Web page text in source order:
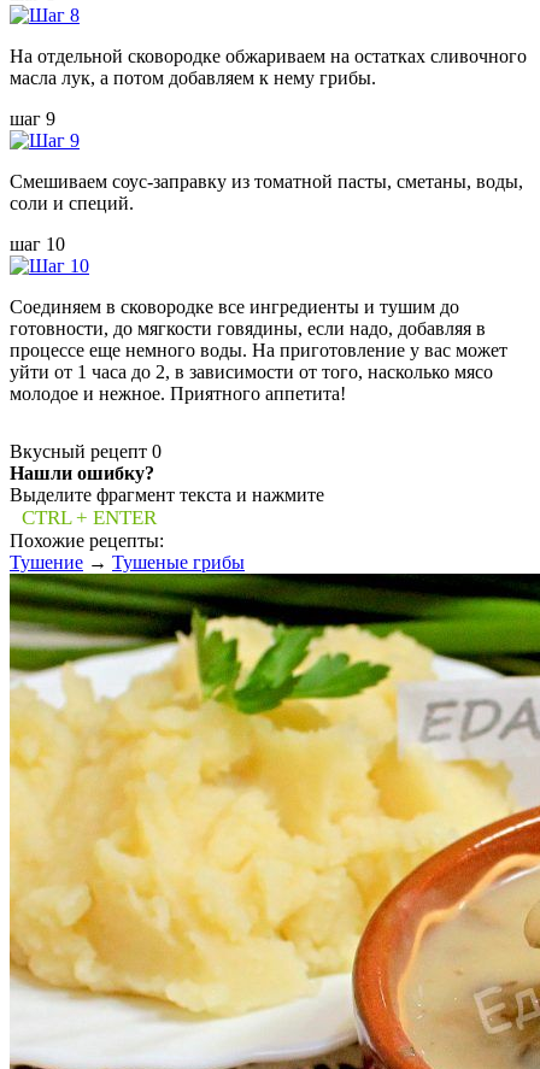
На отдельной сковородке обжариваем на остатках сливочного
масла лук, а потом добавляем к нему грибы.
шаг 9
Смешиваем соус-заправку из томатной пасты, сметаны, воды,
соли и специй.
шаг 10
Соединяем в сковородке все ингредиенты и тушим до
готовности, до мягкости говядины, если надо, добавляя в
процессе еще немного воды. На приготовление у вас может
уйти от 1 часа до 2, в зависимости от того, насколько мясо
молодое и нежное. Приятного аппетита!
Вкусный рецепт 0
Нашли ошибку?
Выделите фрагмент текста и нажмите
CTRL + ENTER
Похожие рецепты:
Тушение → Тушеные грибы